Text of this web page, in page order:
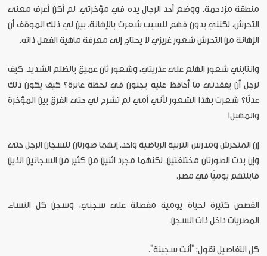
منطقة مزدحمة. ووضع أحد الرجال يده في مؤخرتي. لم أكن أعرف معنى
التحرش، لكنني بدون فهم للسبب شعرت بالإهانة. بين لي ذلك الموقف أن
الإهانة من التحرش شعور غريزي لا يحتاج إلى معرفة ماهية الفعل ذاته.
وانتابني شعور الهلع على عذريتي، وشعور ثان عميق بالظلم الشديد. كيف
لرجل أن يفقدني ما أحافظ عليه بجنون في لحظة عابرة؟ كيف يكون ذلك
عدلًا؟ شعرت بهذا الشعور لأني أمي لم تشرح لي حتى الفرق بين المؤخرة
والمهبل!
إن المتحرش ومدرس التربية الرياضية واحد. إنهما صورتان للسجان الرجل حتى
وإن بدت الصورتان مختلفتين. لكنهما مجرد اثنين من كثير من السجانين الذين
قابلتهم يوميًا في مصر.
القصص كثيرة لحياة يومية مفصلة على سجني، وسجن كل النساء
المصريات داخل ذات السجن.
كل التفاصيل تقول: "أنت سجينة".